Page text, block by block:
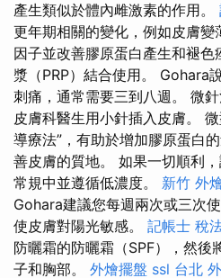
產生類似於體內雌激素的作用。
更年期相關的變化，例如皮膚
因子並改善膠原蛋白產生和褪
漿（PRP）結合使用。 Gohara
刺痛，通常需要三到八週。 微
皮膚科醫生用小針插入皮膚。
導療法”，有助於增加膠原蛋白
善皮膚的質地。 如果一切順利
常規中並遵循低濃度。 新竹 外
Gohara建議您每週兩次或三次
使皮膚對陽光敏感。 記帳士 稅
防曬霜的防曬霜（SPF），然後
子和胸部。 外燴擺盤 ssl 台北